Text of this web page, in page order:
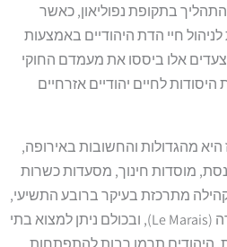
ה-19 המשיך התהליך בתקופת נפוליאון, כאשר
חיי הדת היהודיים באמצעות
צעדים אלו ביססו את מעמדם החוקי
לחיים יהודיים אזרחיים
היא מהגדולות והחשובות באירופה,
מוסדות חינוך, מסעדות כשרות
מתרכזת בעיקר ברובע התשיעי,
ברובע השמיני, וברובע המארה (Le Marais), ובכולם ניתן למצוא בתי